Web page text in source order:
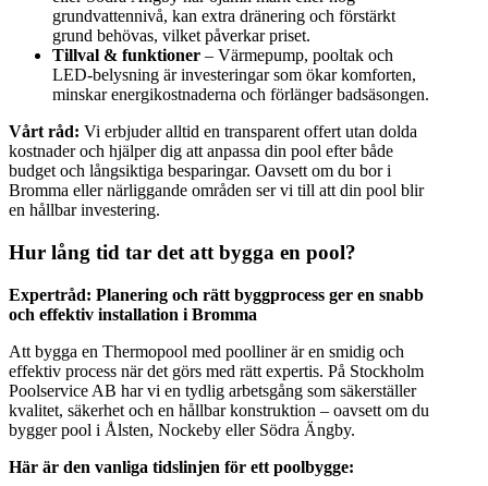
grundvattennivå, kan extra dränering och förstärkt
grund behövas, vilket påverkar priset.
Tillval & funktioner – Värmepump, pooltak och
LED-belysning är investeringar som ökar komforten,
minskar energikostnaderna och förlänger badsäsongen.
Vårt råd: Vi erbjuder alltid en transparent offert utan dolda
kostnader och hjälper dig att anpassa din pool efter både
budget och långsiktiga besparingar. Oavsett om du bor i
Bromma eller närliggande områden ser vi till att din pool blir
en hållbar investering.
Hur lång tid tar det att bygga en pool?
Expertråd: Planering och rätt byggprocess ger en snabb
och effektiv installation i Bromma
Att bygga en Thermopool med poolliner är en smidig och
effektiv process när det görs med rätt expertis. På Stockholm
Poolservice AB har vi en tydlig arbetsgång som säkerställer
kvalitet, säkerhet och en hållbar konstruktion – oavsett om du
bygger pool i Ålsten, Nockeby eller Södra Ängby.
Här är den vanliga tidslinjen för ett poolbygge: